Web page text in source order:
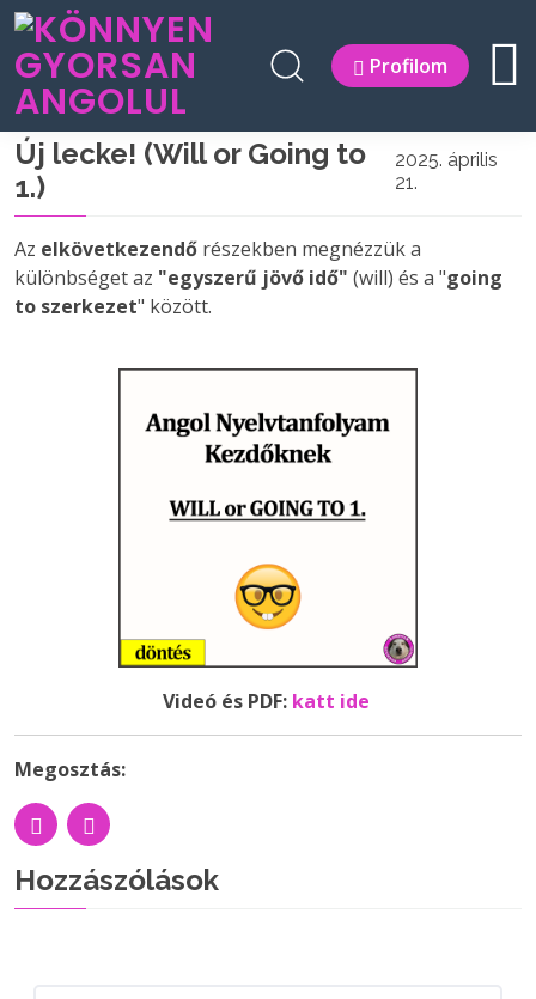
Profilom
Új lecke! (Will or Going to
1.)
2025. április
21.
Az elkövetkezendő részekben megnézzük a
különbséget az "egyszerű jövő idő" (will) és a "going
to szerkezet" között.
Videó és PDF: katt ide
Megosztás:
Hozzászólások